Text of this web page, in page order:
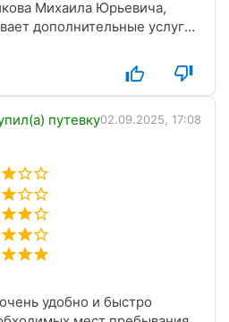
Михаила Юрьевича,
дополнительные услуги,
делала Светлана
и главное
на физиотерапии и
очень ответственные,
хватает, сотрудники в
и с улыбкой, в номере
спасибо всем
путевку02.09.2025, 17:08
удобно и быстро